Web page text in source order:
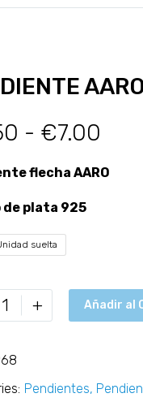
AARO
- €7.00
flecha AARO
de plata 925
suelta
+ Añadir al
Pendientes,